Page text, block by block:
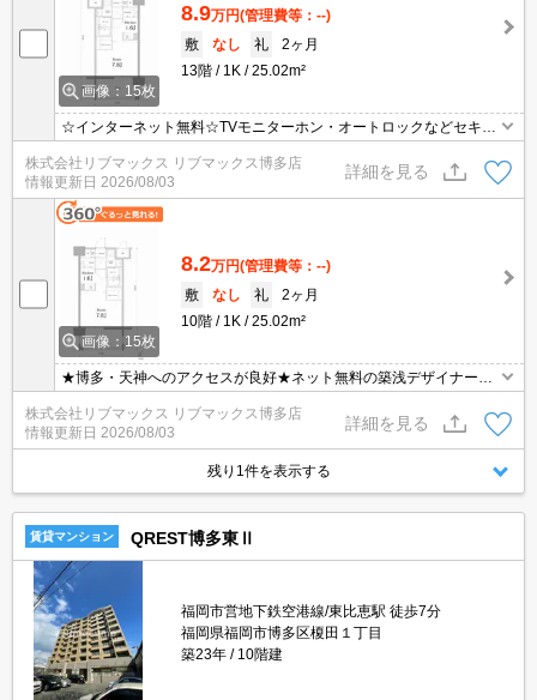
画像：15枚
8.9万円(管理費等：--)
敷
なし 礼
2ヶ月
13階
1K 25.02m²
☆インターネット無料☆TVモニターホン・オートロックなどセキュ
リティ面も充実☆ウォークインクローゼット☆
株式会社リブマックス リブマックス博多店
情報更新日 2026/08/03
詳細を見る
画像：15枚
8.2万円(管理費等：--)
敷
なし 礼
2ヶ月
10階
1K 25.02m²
★博多・天神へのアクセスが良好★ネット無料の築浅デザイナーズ
マンションです★周辺環境良好★
株式会社リブマックス リブマックス博多店
情報更新日 2026/08/03
詳細を見る
残り1件を表示する
賃貸マンション QREST博多東Ⅱ
福岡市営地下鉄空港線/東比恵駅 徒歩7分
福岡県福岡市博多区榎田１丁目
築23年
10階建